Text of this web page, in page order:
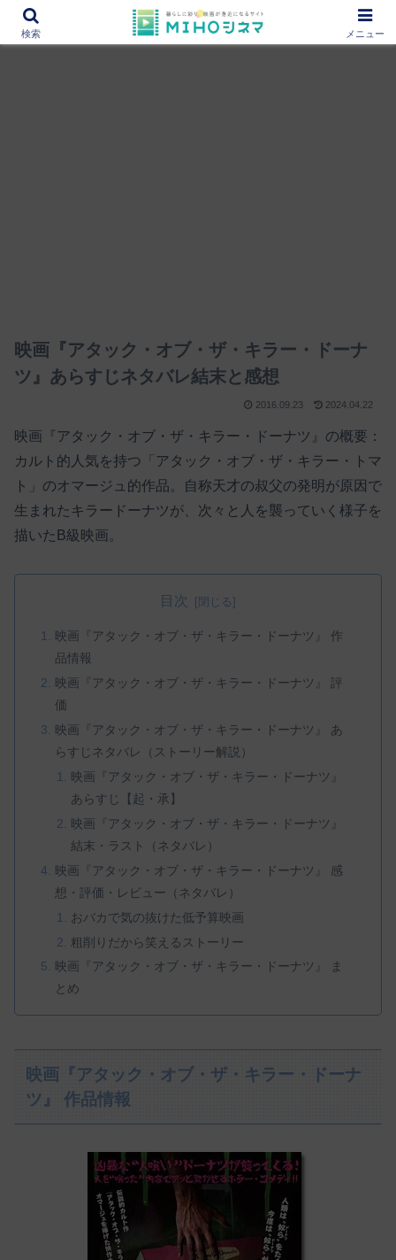
12000作品を紹介！あなたの映画図書館『MIHOシネマ』
映画『アタック・オブ・ザ・キラー・ドーナ
ツ』あらすじネタバレ結末と感想
2016.09.23 2024.04.22
映画『アタック・オブ・ザ・キラー・ドーナツ』の概要：
カルト的人気を持つ「アタック・オブ・ザ・キラー・トマ
ト」のオマージュ的作品。自称天才の叔父の発明が原因で
生まれたキラードーナツが、次々と人を襲っていく様子を
描いたB級映画。
目次
映画『アタック・オブ・ザ・キラー・ドーナツ』 作
品情報
映画『アタック・オブ・ザ・キラー・ドーナツ』 評
価
映画『アタック・オブ・ザ・キラー・ドーナツ』 あ
らすじネタバレ（ストーリー解説）
映画『アタック・オブ・ザ・キラー・ドーナツ』
あらすじ【起・承】
映画『アタック・オブ・ザ・キラー・ドーナツ』
結末・ラスト（ネタバレ）
映画『アタック・オブ・ザ・キラー・ドーナツ』 感
想・評価・レビュー（ネタバレ）
おバカで気の抜けた低予算映画
粗削りだから笑えるストーリー
映画『アタック・オブ・ザ・キラー・ドーナツ』 ま
とめ
映画『アタック・オブ・ザ・キラー・ドーナ
ツ』 作品情報
検索 メニュー